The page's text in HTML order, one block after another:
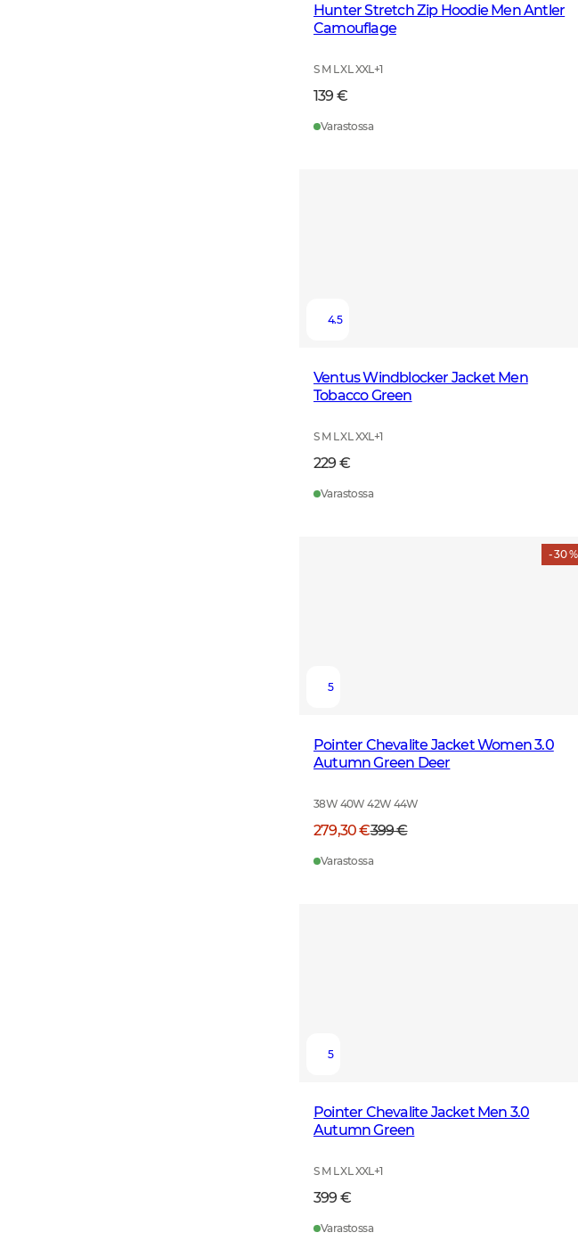
Hunter Stretch Zip Hoodie Men Antler
Camouflage
S M L XL XXL +1
139 €
Varastossa
4.5
Ventus Windblocker Jacket Men
Tobacco Green
S M L XL XXL +1
229 €
Varastossa
- 30 %
5
Pointer Chevalite Jacket Women 3.0
Autumn Green Deer
38W 40W 42W 44W
279,30 €399 €
Varastossa
5
Pointer Chevalite Jacket Men 3.0
Autumn Green
S M L XL XXL +1
399 €
Varastossa